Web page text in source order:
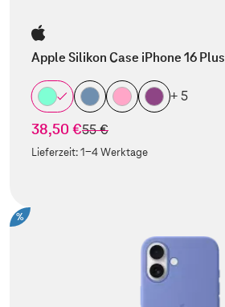
Apple Silikon Case iPhone 16 Plus
+ 5
38,50 €statt
55 €
Lieferzeit:1-4 Werktage
%